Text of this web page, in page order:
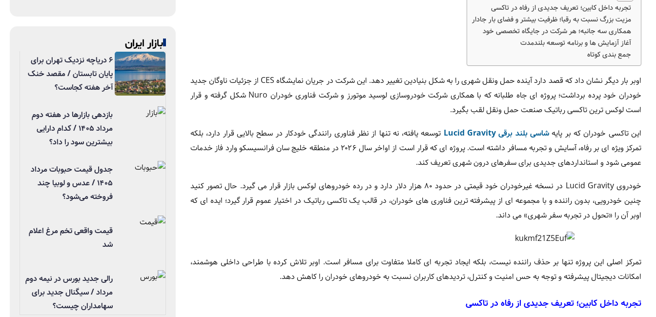
تجربه داخل کابین؛ تعریف جدیدی از رفاه در تاکسی
مزیت بزرگ نسبت به رقبا؛ ظرفیت بیشتر و فضای بار جادار
همکاری سه جانبه؛ هر شرکت در جایگاه تخصصی خود
آغاز آزمایش ها و برنامه توسعه بلندمدت
جمع بندی کوتاه
اوبر بار دیگر نشان داد که قصد دارد آینده حمل ونقل شهری را به شکل بنیادین تغییر دهد. این شرکت در جریان نمایشگاه CES از جزئیات ناوگان جدید
خودران خود پرده برداشت؛ پروژه ای جاه طلبانه که با همکاری شرکت خودروسازی لوسید موتورز و شرکت فناوری خودران Nuro شکل گرفته و قرار
است لوکس ترین تاکسی رباتیک صنعت حمل ونقل لقب بگیرد.
این تاکسی خودران که بر پایه شاسی بلند برقی Lucid Gravity
توسعه یافته، نه تنها از نظر فناوری رانندگی خودکار در سطح بالایی قرار دارد، بلکه
تمرکز ویژه ای بر رفاه، آسایش و تجربه مسافر داشته است. پروژه ای که قرار است از اواخر سال ۲۰۲۶ در منطقه خلیج سان فرانسیسکو وارد فاز خدمات
عمومی شود و استانداردهای جدیدی برای سفرهای درون شهری تعریف کند.
خودروی Lucid Gravity در نسخه غیرخودران خود قیمتی در حدود ۸۰ هزار دلار دارد و در رده خودروهای لوکس بازار قرار می گیرد. حال تصور کنید
چنین خودرویی، بدون راننده و با مجموعه ای از پیشرفته ترین فناوری های خودران، در قالب یک تاکسی رباتیک در اختیار عموم قرار گیرد؛ ایده ای که
اوبر آن را «تحول در تجربه سفر شهری» می داند.
تمرکز اصلی این پروژه تنها بر حذف راننده نیست، بلکه ایجاد تجربه ای کاملا متفاوت برای مسافر است. اوبر تلاش کرده با طراحی داخلی هوشمند،
امکانات دیجیتال پیشرفته و توجه به حس امنیت و کنترل، تردیدهای کاربران نسبت به خودروهای خودران را کاهش دهد.
تجربه داخل کابین؛ تعریف جدیدی از رفاه در تاکسی
بازار ایران
۶ دریاچه نزدیک تهران برای
پایان تابستان / مقصد خنک
آخر هفته کجاست؟
بازدهی بازارها در هفته دوم
مرداد ۱۴۰۵ / کدام دارایی
بیشترین سود را داد؟
جدول قیمت حبوبات مرداد
۱۴۰۵ / عدس و لوبیا چند
فروخته می‌شود؟
قیمت واقعی تخم مرغ اعلام
شد
رالی جدید بورس در نیمه دوم
مرداد / سیگنال جدید برای
سهامداران چیست؟